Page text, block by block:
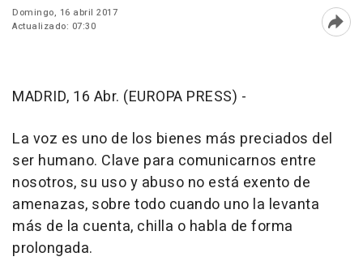
Domingo, 16 abril 2017
Actualizado: 07:30
MADRID, 16 Abr. (EUROPA PRESS) -
La voz es uno de los bienes más preciados del
ser humano. Clave para comunicarnos entre
nosotros, su uso y abuso no está exento de
amenazas, sobre todo cuando uno la levanta
más de la cuenta, chilla o habla de forma
prolongada.